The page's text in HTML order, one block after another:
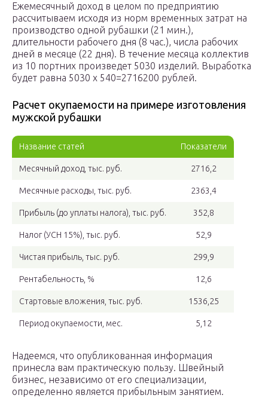
Ежемесячный доход в целом по предприятию
рассчитываем исходя из норм временных затрат на
производство одной рубашки (21 мин.),
длительности рабочего дня (8 час.), числа рабочих
дней в месяце (22 дня). В течение месяца коллектив
из 10 портних произведет 5030 изделий. Выработка
будет равна 5030 х 540=2716200 рублей.
Расчет окупаемости на примере изготовления
мужской рубашки
Название статей Показатели
Месячный доход, тыс. руб. 2716,2
Месячные расходы, тыс. руб. 2363,4
Прибыль (до уплаты налога), тыс. руб. 352,8
Налог (УСН 15%), тыс. руб. 52,9
Чистая прибыль, тыс. руб. 299,9
Рентабельность, % 12,6
Стартовые вложения, тыс. руб. 1536,25
Период окупаемости, мес. 5,12
Надеемся, что опубликованная информация
принесла вам практическую пользу. Швейный
бизнес, независимо от его специализации,
определенно является прибыльным занятием.